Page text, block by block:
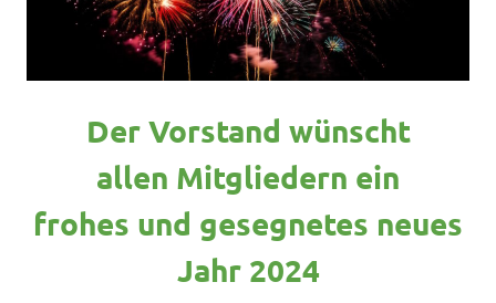
Der Vorstand wünscht
allen Mitgliedern ein
frohes und gesegnetes neues
Jahr 2024